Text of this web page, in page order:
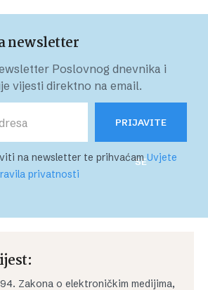
newsletter
Poslovnog dnevnika i
vijesti direktno na email.
PRIJAVITE
SE
na newsletter te prihvaćamUvjete
privatnosti
Zakona o elektroničkim medijima,